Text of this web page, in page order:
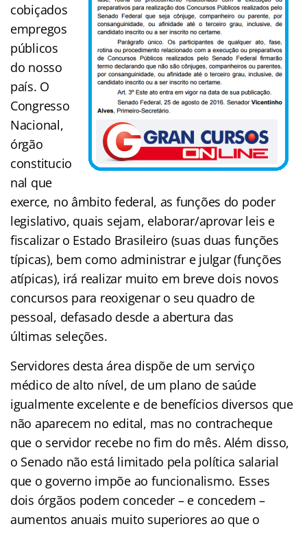
cobiçados
empregos
públicos
do nosso
país. O
Congresso
Nacional,
órgão
constitucio
nal que
exerce, no âmbito federal, as funções do poder
legislativo, quais sejam, elaborar/aprovar leis e
fiscalizar o Estado Brasileiro (suas duas funções
típicas), bem como administrar e julgar (funções
atípicas), irá realizar muito em breve dois novos
concursos para reoxigenar o seu quadro de
pessoal, defasado desde a abertura das
últimas seleções.
Servidores desta área dispõe de um serviço
médico de alto nível, de um plano de saúde
igualmente excelente e de benefícios diversos que
não aparecem no edital, mas no contracheque
que o servidor recebe no fim do mês. Além disso,
o Senado não está limitado pela política salarial
que o governo impõe ao funcionalismo. Esses
dois órgãos podem conceder – e concedem –
aumentos anuais muito superiores ao que o